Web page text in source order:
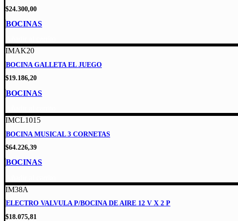
$24.300,00
BOCINAS
IMAK20
BOCINA GALLETA EL JUEGO
$19.186,20
BOCINAS
IMCL1015
BOCINA MUSICAL 3 CORNETAS
$64.226,39
BOCINAS
IM38A
ELECTRO VALVULA P/BOCINA DE AIRE 12 V X 2 P
$18.075,81